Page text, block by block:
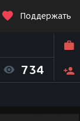
Поддержать
734